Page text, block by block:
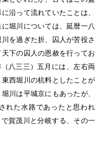
沿って流れていたことは、
堀川については、延暦一八
を過ぎた折、囚人が苦役さ
下の囚人の恩赦を行ってお
（八三三） 五月には、左右両
西堀川の杭料としたことが
川は平城京にもあったが、
れた水路であったと思われ
賀茂川と分岐する、その一